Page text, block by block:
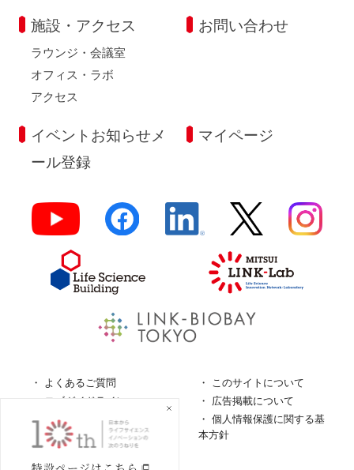
施設・アクセス
ラウンジ・会議室
オフィス・ラボ
アクセス
お問い合わせ
イベントお知らせメ
ール登録
マイページ
よくあるご質問
このサイトについて
ロゴガイドライン
広告掲載について
特定商取引法に基づく表
個人情報保護に関する基
本方針